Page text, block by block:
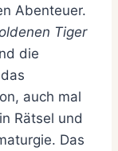
Abenteuer.
Tiger
die
auch mal
Rätsel und
Das